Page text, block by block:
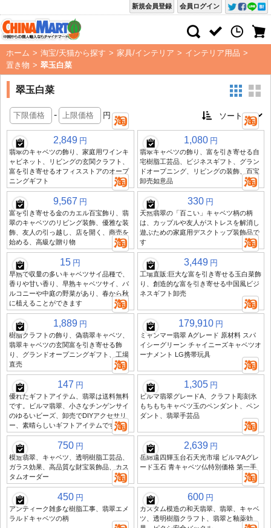
会員ログイン
新規会員登録
ホーム > 淘宝/天猫から探す > 家具/インテリア > インテリア用品 >
置き物 > 翠玉白菜
翠玉白菜
- 円
2,849 円
翡翠のキャベツの飾り、家庭用ワインキ
ャビネット、リビングの玄関クラフト、
富を引き寄せるオフィスストアのオープ
ニングギフト
1,080 円
翡翠キャベツの飾り、富を引き寄せる自
宅樹脂工芸品、ビジネスギフト、グラン
ドオープニング、リビングの装飾、百宝
卸売如意品
9,567 円
富を引き寄せる金のカエル百宝飾り、翡
翠のキャベツのリビング装飾、優雅な装
飾、友人の引っ越し、店を開く、商売を
始める、高級な贈り物
330 円
天然翡翠の「百こい」キャベツ柄の柄
は、カップルや友人がストレスを解消し
遊ぶための家庭用デスクトップ装飾品で
す
15 円
早熟で収量の多いキャベツサイ品種で、
香りや甘い香り、早熟キャベツサイ、バ
ルコニーや中庭の野菜があり、春から秋
に植えることができます
3,449 円
工場直販:巨大な富を引き寄せる玉白菜飾
り、創造的な富を引き寄せる中国風ビジ
ネスギフト卸売
1,889 円
樹脂クラフトの飾り、偽翡翠キャベツ、
翡翠キャベツの玄関富を引き寄せる飾
り、グランドオープニングギフト、工場
直売
179,910 円
ミャンマー翡翠 Aグレード 原材料 スパ
イシーグリーン チャイニーズキャベツオ
ーナメント LG携帯玩具
147 円
優れたギフトアイテム、翡翠は送料無料
です。ビルマ翡翠、小さなチンゲンサイ
のゆるいビーズ、卸売でDIYアクセサリ
ー、素晴らしいギフトアイテムです
1,305 円
ビルマ翡翠グレードA、クラフト彫刻氷
もちもちキャベツ玉のペンダント、ペン
ダント、翡翠手芸品
750 円
模造翡翠、キャベツ、透明樹脂工芸品、
ガラス効果、高品質な財宝装飾品、カス
タムオーダー
2,639 円
岳綿遠四輝玉台石天光市場 ビルマAグレ
ード玉石 青キャベツ仏特別価格 第一手
450 円
アンティーク雑多な樹脂工事、翡翠エメ
ラルドキャベツの柄
600 円
カスタム模造の和天翡翠、翡翠、キャベ
ツ、透明樹脂クラフト、翡翠と釉薬効